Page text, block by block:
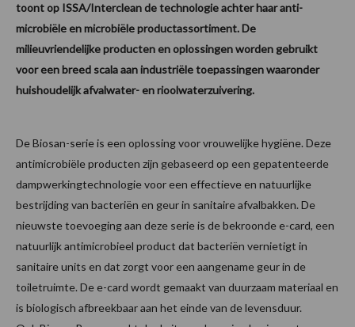
toont op ISSA/Interclean de technologie achter haar anti-
microbiële en microbiële productassortiment. De
milieuvriendelijke producten en oplossingen worden gebruikt
voor een breed scala aan industriële toepassingen waaronder
huishoudelijk afvalwater- en rioolwaterzuivering.
De Biosan-serie is een oplossing voor vrouwelijke hygiëne. Deze
antimicrobiële producten zijn gebaseerd op een gepatenteerde
dampwerkingtechnologie voor een effectieve en natuurlijke
bestrijding van bacteriën en geur in sanitaire afvalbakken. De
nieuwste toevoeging aan deze serie is de bekroonde e-card, een
natuurlijk antimicrobieel product dat bacteriën vernietigt in
sanitaire units en dat zorgt voor een aangename geur in de
toiletruimte. De e-card wordt gemaakt van duurzaam materiaal en
is biologisch afbreekbaar aan het einde van de levensduur.